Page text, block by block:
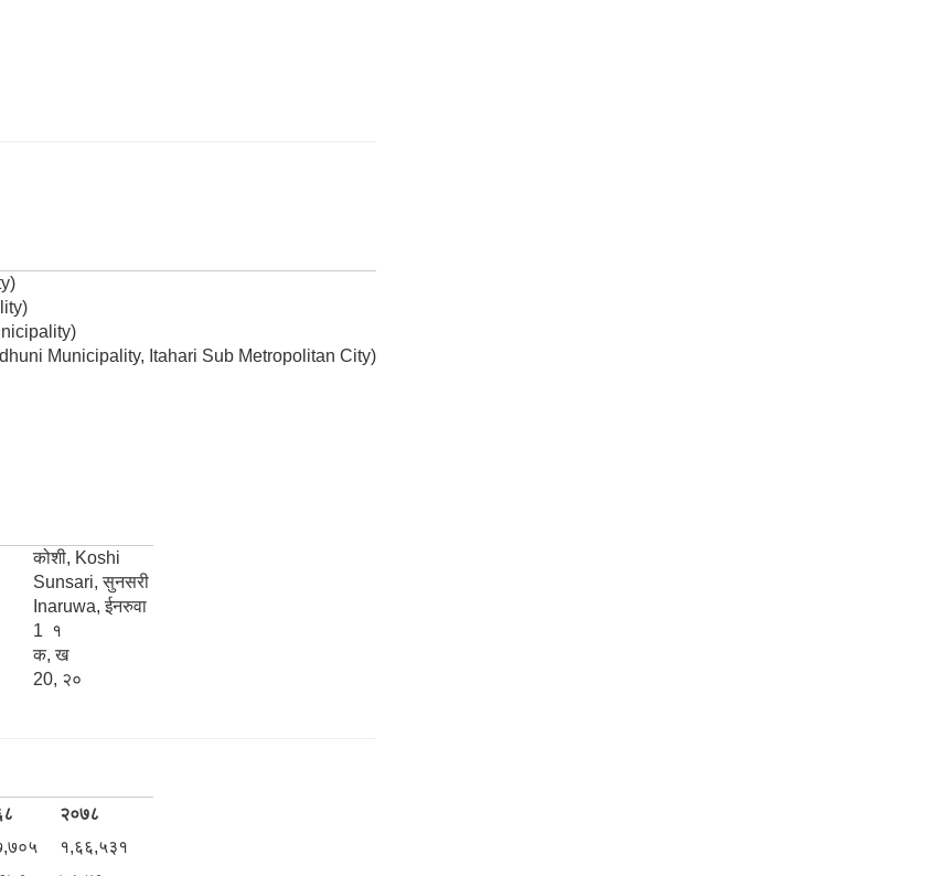
Municipality, Itahari Sub Metropolitan City)
कोशी, Koshi
Sunsari, सुनसरी
Inaruwa, ईनरुवा
1 १
क, ख
20, २०
२०७८
१,६६,५३१